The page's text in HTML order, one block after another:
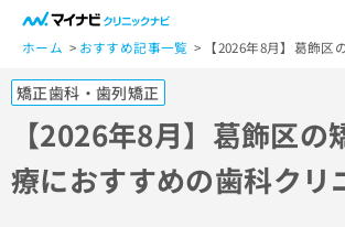
ホーム おすすめ記事一覧 【2026年8月】葛飾
矯正歯科・歯列矯正
【2026年8月】葛飾区の
療におすすめの歯科クリ
一
般
ー
ザ
ー
の
方